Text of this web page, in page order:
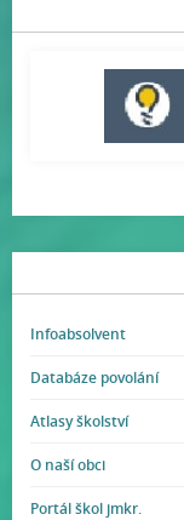
Infoabsolvent
Databáze povolání
Atlasy školství
O naší obci
Portál škol jmkr.